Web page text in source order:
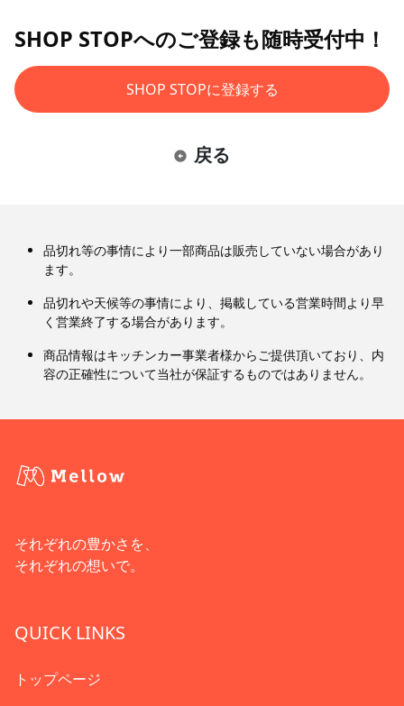
SHOP STOPへのご登録も随時受付中！
SHOP STOPに登録する
戻る
品切れ等の事情により一部商品は販売していない場合があり
ます。
品切れや天候等の事情により、掲載している営業時間より早
く営業終了する場合があります。
商品情報はキッチンカー事業者様からご提供頂いており、内
容の正確性について当社が保証するものではありません。
それぞれの豊かさを、
それぞれの想いで。
QUICK LINKS
トップページ